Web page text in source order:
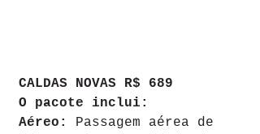
CALDAS NOVAS R$ 689
O pacote inclui:
Aéreo:
Passagem aérea de